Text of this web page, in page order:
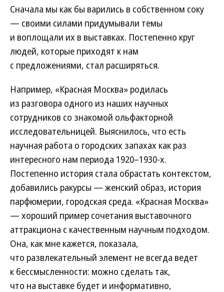
Сначала мы как бы варились в собственном соку
— своими силами придумывали темы
и воплощали их в выставках. Постепенно круг
людей, которые приходят к нам
с предложениями, стал расширяться.
Например, «Красная Москва» родилась
из разговора одного из наших научных
сотрудников со знакомой ольфакторной
исследовательницей. Выяснилось, что есть
научная работа о городских запахах как раз
интересного нам периода 1920–1930-х.
Постепенно история стала обрастать контекстом,
добавились ракурсы — женский образ, история
парфюмерии, городская среда. «Красная Москва»
— хороший пример сочетания выставочного
аттракциона с качественным научным подходом.
Она, как мне кажется, показала,
что развлекательный элемент не всегда ведет
к бессмысленности: можно сделать так,
что на выставке будет и информативно,